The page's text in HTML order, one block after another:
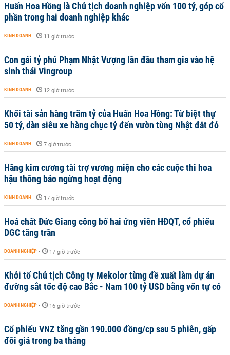
Huấn Hoa Hồng là Chủ tịch doanh nghiệp vốn 100 tỷ, góp cổ
phần trong hai doanh nghiệp khác
KINH DOANH - 11 giờ trước
Con gái tỷ phú Phạm Nhật Vượng lần đầu tham gia vào hệ
sinh thái Vingroup
KINH DOANH - 12 giờ trước
Khối tài sản hàng trăm tỷ của Huấn Hoa Hồng: Từ biệt thự
50 tỷ, dàn siêu xe hàng chục tỷ đến vườn tùng Nhật đắt đỏ
KINH DOANH - 7 giờ trước
Hãng kim cương tài trợ vương miện cho các cuộc thi hoa
hậu thông báo ngừng hoạt động
KINH DOANH - 17 giờ trước
Hoá chất Đức Giang công bố hai ứng viên HĐQT, cổ phiếu
DGC tăng trần
DOANH NGHIỆP - 17 giờ trước
Khởi tố Chủ tịch Công ty Mekolor từng đề xuất làm dự án
đường sắt tốc độ cao Bắc - Nam 100 tỷ USD bằng vốn tự có
DOANH NGHIỆP - 16 giờ trước
Cổ phiếu VNZ tăng gần 190.000 đồng/cp sau 5 phiên, gấp
đôi giá trong ba tháng